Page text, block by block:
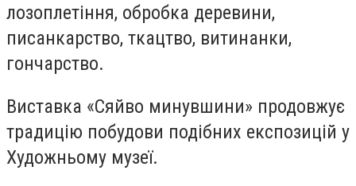
лозоплетіння, обробка деревини,
писанкарство, ткацтво, витинанки,
гончарство.
Виставка «Сяйво минувшини» продовжує
традицію побудови подібних експозицій у
Художньому музеї.